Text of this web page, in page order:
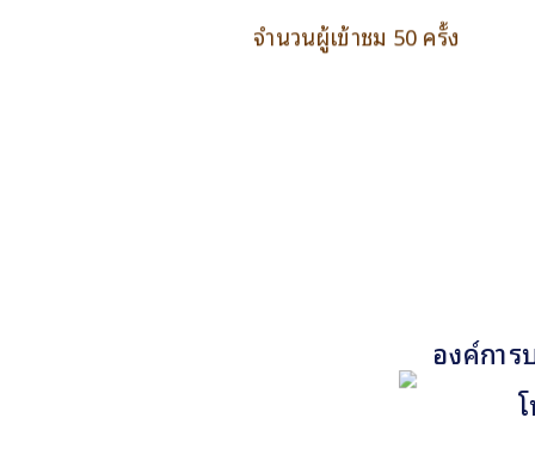
จำนวนผู้เข้าชม 50 ครั้ง
องค์กา